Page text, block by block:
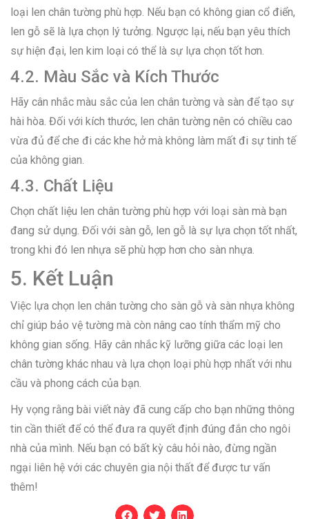
loại len chân tường phù hợp. Nếu bạn có không gian cổ điển,
len gỗ sẽ là lựa chọn lý tưởng. Ngược lại, nếu bạn yêu thích
sự hiện đại, len kim loại có thể là sự lựa chọn tốt hơn.
4.2. Màu Sắc và Kích Thước
Hãy cân nhắc màu sắc của len chân tường và sàn để tạo sự
hài hòa. Đối với kích thước, len chân tường nên có chiều cao
vừa đủ để che đi các khe hở mà không làm mất đi sự tinh tế
của không gian.
4.3. Chất Liệu
Chọn chất liệu len chân tường phù hợp với loại sàn mà bạn
đang sử dụng. Đối với sàn gỗ, len gỗ là sự lựa chọn tốt nhất,
trong khi đó len nhựa sẽ phù hợp hơn cho sàn nhựa.
5. Kết Luận
Việc lựa chọn len chân tường cho sàn gỗ và sàn nhựa không
chỉ giúp bảo vệ tường mà còn nâng cao tính thẩm mỹ cho
không gian sống. Hãy cân nhắc kỹ lưỡng giữa các loại len
chân tường khác nhau và lựa chọn loại phù hợp nhất với nhu
cầu và phong cách của bạn.
Hy vọng rằng bài viết này đã cung cấp cho bạn những thông
tin cần thiết để có thể đưa ra quyết định đúng đắn cho ngôi
nhà của mình. Nếu bạn có bất kỳ câu hỏi nào, đừng ngần
ngại liên hệ với các chuyên gia nội thất để được tư vấn
thêm!